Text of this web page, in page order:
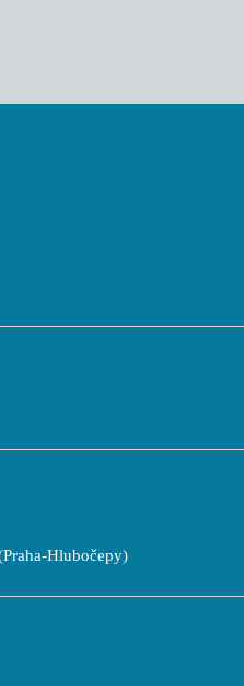
Hlubočepy)